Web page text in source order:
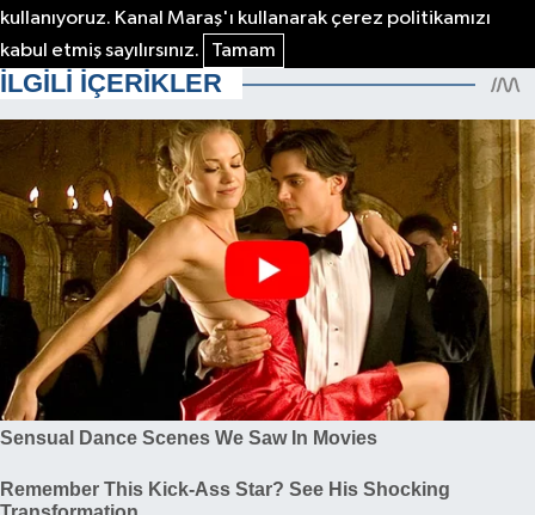
kullanıyoruz. Kanal Maraş'ı kullanarak çerez politikamızı
kabul etmiş sayılırsınız.
Tamam